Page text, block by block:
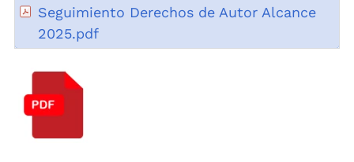
Seguimiento Derechos de Autor Alcance
2025.pdf